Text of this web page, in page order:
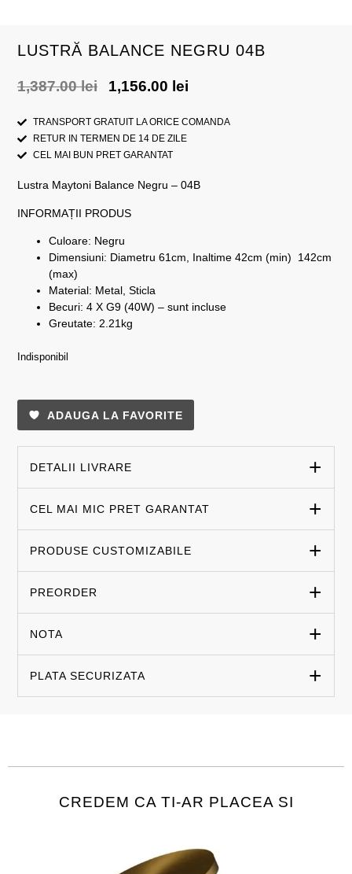
LUSTRĂ BALANCE NEGRU 04B
1,387.00lei 1,156.00 lei
TRANSPORT GRATUIT LA ORICE COMANDA
RETUR IN TERMEN DE 14 DE ZILE
CEL MAI BUN PRET GARANTAT
Lustra Maytoni Balance Negru – 04B
INFORMAȚII PRODUS
Culoare: Negru
Dimensiuni: Diametru 61cm, Inaltime 42cm (min) 142cm
(max)
Material: Metal, Sticla
Becuri: 4 X G9 (40W) – sunt incluse
Greutate: 2.21kg
Indisponibil
ADAUGA LA FAVORITE
DETALII LIVRARE
CEL MAI MIC PRET GARANTAT
PRODUSE CUSTOMIZABILE
PREORDER
NOTA
PLATA SECURIZATA
CREDEM CA TI-AR PLACEA SI